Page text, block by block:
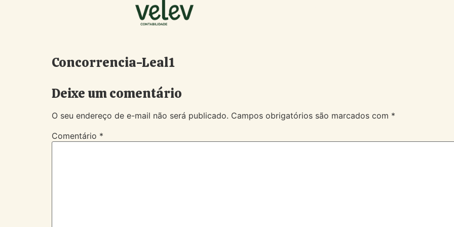
Concorrencia-Leal1
Deixe um comentário
O seu endereço de e-mail não será publicado. Campos obrigatórios são marcados com *
Comentário *